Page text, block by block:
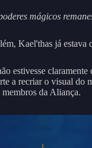
mágicos
Kael'thas já
estivesse
a recriar o visual do
membros da Aliança.